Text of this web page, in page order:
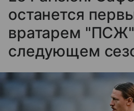
останется
вратарем
следующем